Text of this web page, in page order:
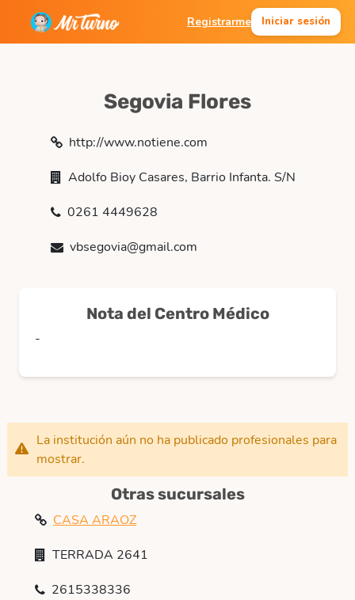
Registrarme Iniciar sesión
Segovia Flores
http://www.notiene.com
Adolfo Bioy Casares, Barrio Infanta. S/N
0261 4449628
vbsegovia@gmail.com
Nota del Centro Médico
-
La institución aún no ha publicado profesionales para
mostrar.
Otras sucursales
CASA ARAOZ
TERRADA 2641
2615338336